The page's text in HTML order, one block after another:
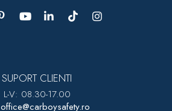
SUPORT CLIENTI
L-V: 08.30-17.00
office@carboysafety.ro